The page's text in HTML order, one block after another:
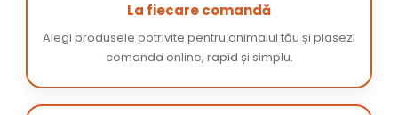
La fiecare comandă
Alegi produsele potrivite pentru animalul tău și plasezi
comanda online, rapid și simplu.